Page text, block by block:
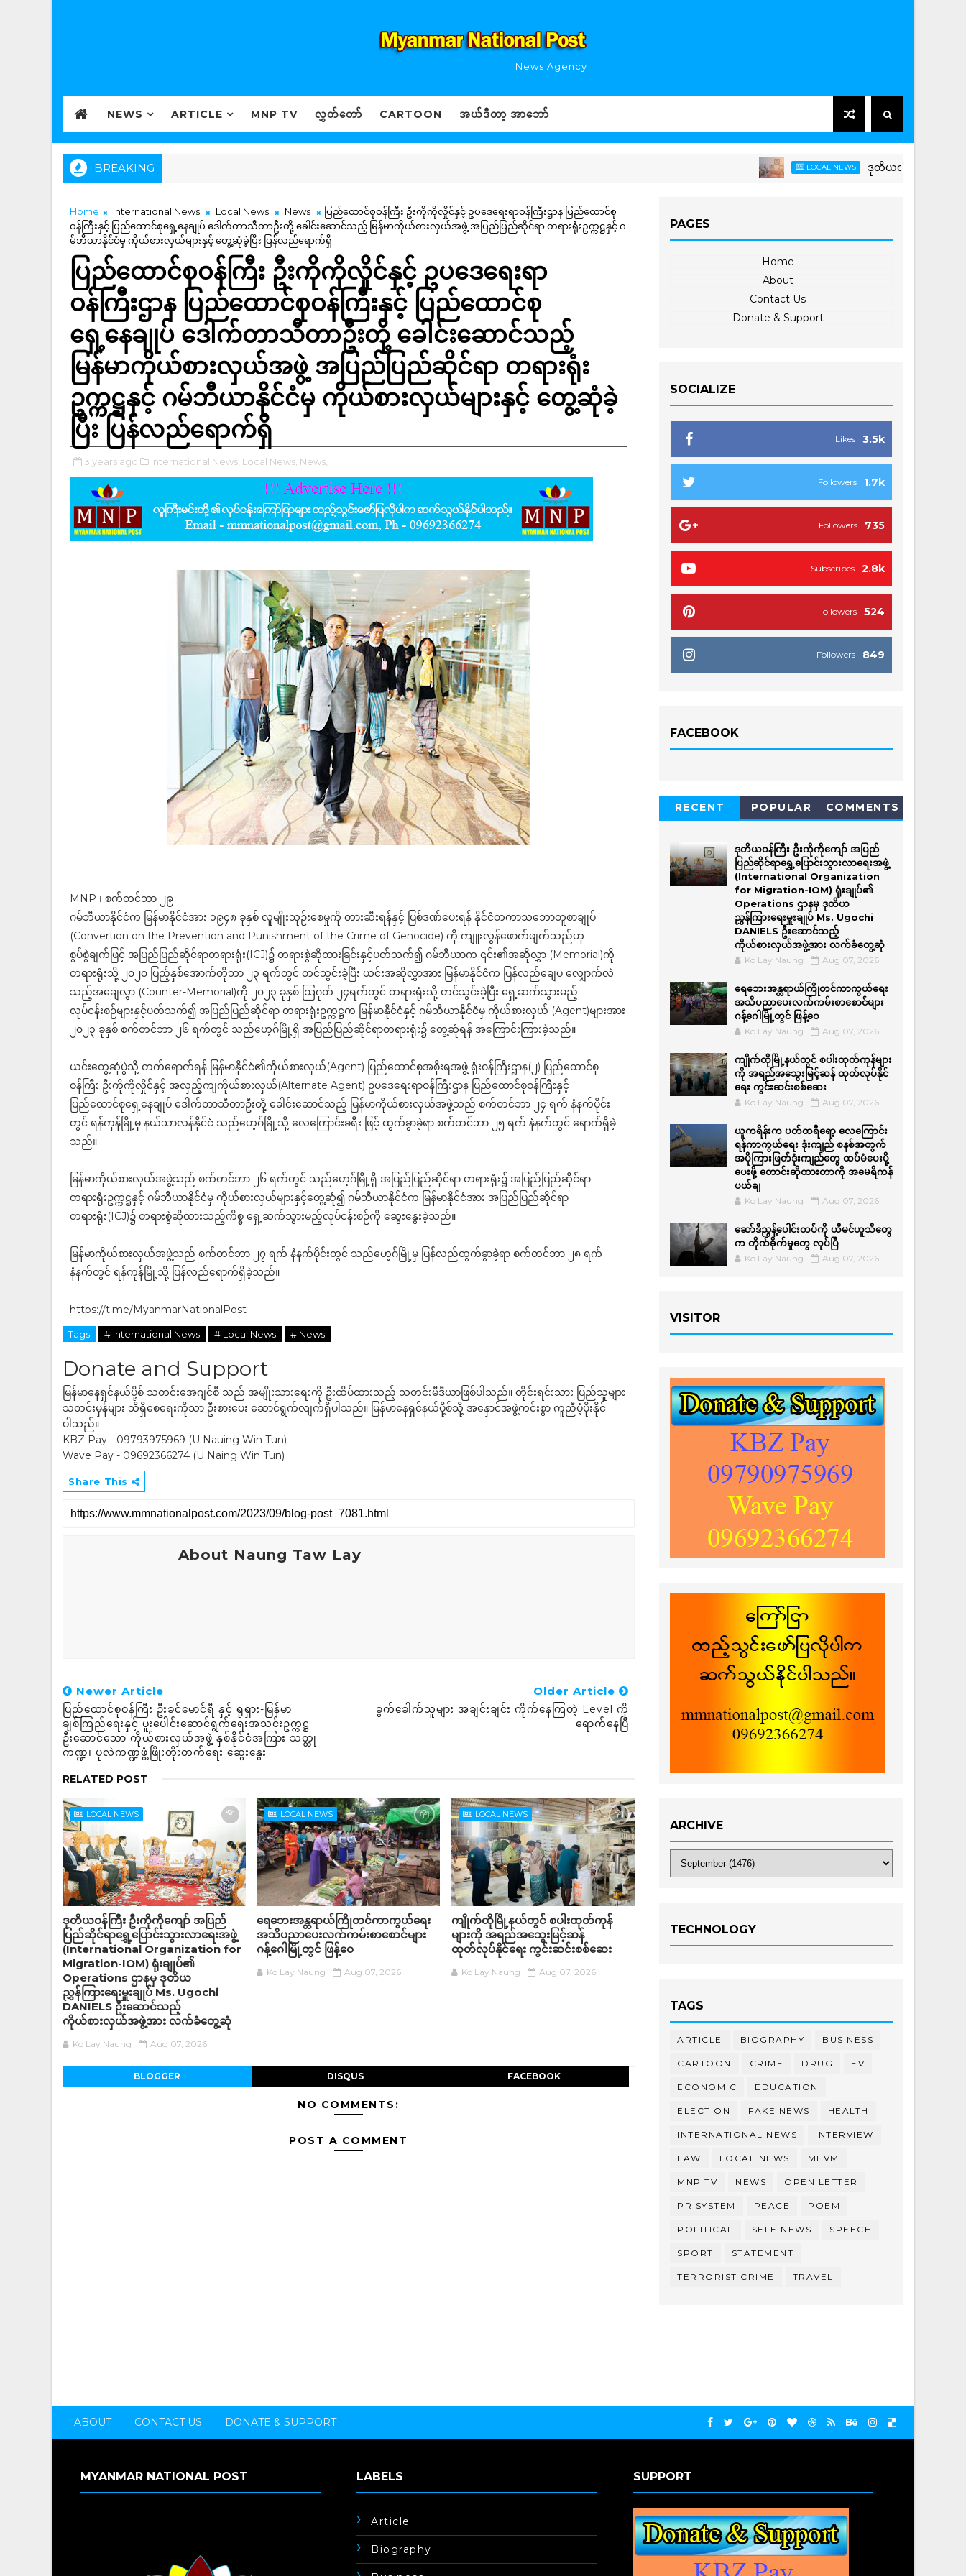
News Agency
NEWS ARTICLE MNP TV လွှတ်တော် CARTOON အယ်ဒီတာ့ အာဘော်
BREAKING LOCAL NEWS ဒုတိယဝန်ကြီး ဦးကိုကိုကျော် အ
Home International News Local News News
ပြည်ထောင်စုဝန်ကြီး ဦးကိုကိုလှိုင်နှင့် ဥပဒေရေးရာဝန်ကြီးဌာန ပြည်ထောင်စု
ဝန်ကြီးနှင့် ပြည်ထောင်စုရှေ့နေချုပ် ဒေါက်တာသီတာဦးတို့ ခေါင်းဆောင်သည့် မြန်မာကိုယ်စားလှယ်အဖွဲ့ အပြည်ပြည်ဆိုင်ရာ တရားရုံးဥက္ကဋ္ဌနှင့် ဂ
မ်ဘီယာနိုင်ငံမှ ကိုယ်စားလှယ်များနှင့် တွေ့ဆုံခဲ့ပြီး ပြန်လည်ရောက်ရှိ
ပြည်ထောင်စုဝန်ကြီး ဦးကိုကိုလှိုင်နှင့် ဥပဒေရေးရာ
ဝန်ကြီးဌာန ပြည်ထောင်စုဝန်ကြီးနှင့် ပြည်ထောင်စု
ရှေ့နေချုပ် ဒေါက်တာသီတာဦးတို့ ခေါင်းဆောင်သည့်
မြန်မာကိုယ်စားလှယ်အဖွဲ့ အပြည်ပြည်ဆိုင်ရာ တရားရုံး
ဥက္ကဋ္ဌနှင့် ဂမ်ဘီယာနိုင်ငံမှ ကိုယ်စားလှယ်များနှင့် တွေ့ဆုံခဲ့
ပြီး ပြန်လည်ရောက်ရှိ
3 years ago International News, Local News, News,
MNP ၊ စက်တင်ဘာ ၂၉
ဂမ်ဘီယာနိုင်ငံက မြန်မာနိုင်ငံအား ၁၉၄၈ ခုနှစ် လူမျိုးသုဉ်းစေမှုကို တားဆီးရန်နှင့် ပြစ်ဒဏ်ပေးရန် နိုင်ငံတကာသဘောတူစာချုပ်
(Convertion on the Prevention and Punishment of the Crime of Genocide) ကို ကျူးလွန်ဖောက်ဖျက်သည်ဟု
စွပ်စွဲချက်ဖြင့် အပြည်ပြည်ဆိုင်ရာတရားရုံး(ICJ)၌ တရားစွဲဆိုထားခြင်းနှင့်ပတ်သက်၍ ဂမ်ဘီယာက ၎င်း၏အဆိုလွှာ (Memorial)ကို
တရားရုံးသို့ ၂၀၂၀ ပြည့်နှစ်အောက်တိုဘာ ၂၃ ရက်တွင် တင်သွင်းခဲ့ပြီး ယင်းအဆိုလွှာအား မြန်မာနိုင်ငံက ပြန်လည်ချေပ လျှောက်လဲ
သည့်အချေလွှာ (Counter-Memorial)ကို ၂၀၂၃ ခုနှစ် ဩဂုတ် ၂၄ရက်တွင် တရားရုံးသို့ တင်သွင်းခဲ့ပြီး ရှေ့ဆက်သွားမည့်
လုပ်ငန်းစဉ်များနှင့်ပတ်သက်၍ အပြည်ပြည်ဆိုင်ရာ တရားရုံးဥက္ကဋ္ဌက မြန်မာနိုင်ငံနှင့် ဂမ်ဘီယာနိုင်ငံမှ ကိုယ်စားလှယ် (Agent)များအား
၂၀၂၃ ခုနှစ် စက်တင်ဘာ ၂၆ ရက်တွင် သည်ဟေ့ဂ်မြို့ရှိ အပြည်ပြည်ဆိုင်ရာတရားရုံး၌ တွေ့ဆုံရန် အကြောင်းကြားခဲ့သည်။
ယင်းတွေ့ဆုံပွဲသို့ တက်ရောက်ရန် မြန်မာနိုင်ငံ၏ကိုယ်စားလှယ်(Agent) ပြည်ထောင်စုအစိုးရအဖွဲ့ ရုံးဝန်ကြီးဌာန(၂) ပြည်ထောင်စု
ဝန်ကြီး ဦးကိုကိုလှိုင်နှင့် အလှည့်ကျကိုယ်စားလှယ်(Alternate Agent) ဥပဒေရေးရာဝန်ကြီးဌာန ပြည်ထောင်စုဝန်ကြီးနှင့်
ပြည်ထောင်စုရှေ့နေချုပ် ဒေါက်တာသီတာဦးတို့ ခေါင်းဆောင်သည့် မြန်မာကိုယ်စားလှယ်အဖွဲ့သည် စက်တင်ဘာ ၂၄ ရက် နံနက်ပိုင်း
တွင် ရန်ကုန်မြို့မှ နယ်သာလန်နိုင်ငံ သည်ဟေ့ဂ်မြို့သို့ လေကြောင်းခရီး ဖြင့် ထွက်ခွာခဲ့ရာ စက်တင်ဘာ ၂၅ ရက် နံနက်တွင် ရောက်ရှိခဲ့
သည်။
မြန်မာကိုယ်စားလှယ်အဖွဲ့သည် စက်တင်ဘာ ၂၆ ရက်တွင် သည်ဟေ့ဂ်မြို့ရှိ အပြည်ပြည်ဆိုင်ရာ တရားရုံး၌ အပြည်ပြည်ဆိုင်ရာ
တရားရုံးဥက္ကဋ္ဌနှင့် ဂမ်ဘီယာနိုင်ငံမှ ကိုယ်စားလှယ်များနှင့်တွေ့ဆုံ၍ ဂမ်ဘီယာနိုင်ငံက မြန်မာနိုင်ငံအား အပြည်ပြည်ဆိုင်ရာ
တရားရုံး(ICJ)၌ တရားစွဲဆိုထားသည့်ကိစ္စ ရှေ့ဆက်သွားမည့်လုပ်ငန်းစဉ်ကို ဆွေးနွေးခဲ့သည်။
မြန်မာကိုယ်စားလှယ်အဖွဲ့သည် စက်တင်ဘာ ၂၇ ရက် နံနက်ပိုင်းတွင် သည်ဟေ့ဂ်မြို့မှ ပြန်လည်ထွက်ခွာခဲ့ရာ စက်တင်ဘာ ၂၈ ရက်
နံနက်တွင် ရန်ကုန်မြို့သို့ ပြန်လည်ရောက်ရှိခဲ့သည်။
https://t.me/MyanmarNationalPost
Tags # International News # Local News # News
Donate and Support
မြန်မာနေရှင်နယ်ပို့စ် သတင်းအေဂျင်စီ သည် အမျိုးသားရေးကို ဦးထိပ်ထားသည့် သတင်းမီဒီယာဖြစ်ပါသည်။ တိုင်းရင်းသား ပြည်သူများ
သတင်းမှန်များ သိရှိစေရေးကိုသာ ဦးစားပေး ဆောင်ရွက်လျက်ရှိပါသည်။ မြန်မာနေရှင်နယ်ပို့စ်သို့ အနှောင်အဖွဲ့ကင်းစွာ ကူညီပံ့ပိုးနိုင်
ပါသည်။
KBZ Pay - 09793975969 (U Nauing Win Tun)
Wave Pay - 09692366274 (U Naing Win Tun)
Share This
About Naung Taw Lay
Newer Article
ပြည်ထောင်စုဝန်ကြီး ဦးခင်မောင်ရီ နှင့် ရုရှား-မြန်မာ
ချစ်ကြည်ရေးနှင့် ပူးပေါင်းဆောင်ရွက်ရေးအသင်းဥက္ကဋ္ဌ
ဦးဆောင်သော ကိုယ်စားလှယ်အဖွဲ့ နှစ်နိုင်ငံအကြား သတ္တု
ကဏ္ဍ၊ ပုလဲကဏ္ဍဖွံ့ဖြိုးတိုးတက်ရေး ဆွေးနွေး
Older Article
ခွက်ခေါက်သူများ အချင်းချင်း ကိုက်နေကြတဲ့ Level ကို
ရောက်နေပြီ
RELATED POST
LOCAL NEWS
ဒုတိယဝန်ကြီး ဦးကိုကိုကျော် အပြည်
ပြည်ဆိုင်ရာရွှေ့ပြောင်းသွားလာရေးအဖွဲ့
(International Organization for
Migration-IOM) ရုံးချုပ်၏
Operations ဌာနမှ ဒုတိယ
ညွှန်ကြားရေးမှူးချုပ် Ms. Ugochi
DANIELS ဦးဆောင်သည့်
ကိုယ်စားလှယ်အဖွဲ့အား လက်ခံတွေ့ဆုံ
Ko Lay Naung Aug 07, 2026
LOCAL NEWS
ရေဘေးအန္တရာယ်ကြိုတင်ကာကွယ်ရေး
အသိပညာပေးလက်ကမ်းစာစောင်များ
ဂန့်ဂေါမြို့တွင် ဖြန့်ဝေ
Ko Lay Naung Aug 07, 2026
LOCAL NEWS
ကျိုက်ထိုမြို့နယ်တွင် စပါးထုတ်ကုန်
များကို အရည်အ‌သွေးမြင့်ဆန်
ထုတ်လုပ်နိုင်ရေး ကွင်းဆင်းစစ်ဆေး
Ko Lay Naung Aug 07, 2026
BLOGGER DISQUS FACEBOOK
NO COMMENTS:
POST A COMMENT
PAGES
Home
About
Contact Us
Donate & Support
SOCIALIZE
3.5k
Likes
1.7k
Followers
735
Followers
2.8k
Subscribes
524
Followers
849
Followers
FACEBOOK
RECENT POPULAR COMMENTS
ဒုတိယဝန်ကြီး ဦးကိုကိုကျော် အပြည်
ပြည်ဆိုင်ရာရွှေ့ပြောင်းသွားလာရေးအဖွဲ့
(International Organization
for Migration-IOM) ရုံးချုပ်၏
Operations ဌာနမှ ဒုတိယ
ညွှန်ကြားရေးမှူးချုပ် Ms. Ugochi
DANIELS ဦးဆောင်သည့်
ကိုယ်စားလှယ်အဖွဲ့အား လက်ခံတွေ့ဆုံ
Ko Lay Naung Aug 07, 2026
ရေဘေးအန္တရာယ်ကြိုတင်ကာကွယ်ရေး
အသိပညာပေးလက်ကမ်းစာစောင်များ
ဂန့်ဂေါမြို့တွင် ဖြန့်ဝေ
Ko Lay Naung Aug 07, 2026
ကျိုက်ထိုမြို့နယ်တွင် စပါးထုတ်ကုန်များ
ကို အရည်အ‌သွေးမြင့်ဆန် ထုတ်လုပ်နိုင်
ရေး ကွင်းဆင်းစစ်ဆေး
Ko Lay Naung Aug 07, 2026
ယူကရိန်းက ပတ်ထရီရော့ လေကြောင်း
ရန်ကာကွယ်ရေး ဒုံးကျည် စနစ်အတွက်
အပိုကြားဖြတ်ဒုံးကျည်တွေ ထပ်မံပေးပို့
ပေးဖို့ တောင်းဆိုထားတာကို အမေရိကန်
ပယ်ချ
Ko Lay Naung Aug 07, 2026
ဆော်ဒီညွန့်ပေါင်းတပ်ကို ယီမင်ဟူသီတွေ
က တိုက်ခိုက်မှုတွေ လုပ်ပြီ
Ko Lay Naung Aug 07, 2026
VISITOR
ARCHIVE
TECHNOLOGY
TAGS
ARTICLE BIOGRAPHY BUSINESS
CARTOON CRIME DRUG EV
ECONOMIC EDUCATION
ELECTION FAKE NEWS HEALTH
INTERNATIONAL NEWS INTERVIEW
LAW LOCAL NEWS MEVM
MNP TV NEWS OPEN LETTER
PR SYSTEM PEACE POEM
POLITICAL SELE NEWS SPEECH
SPORT STATEMENT
TERRORIST CRIME TRAVEL
ABOUT CONTACT US DONATE & SUPPORT
MYANMAR NATIONAL POST LABELS
Article
Biography
SUPPORT